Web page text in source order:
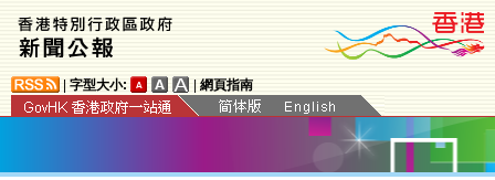
字型大小: 網頁指南